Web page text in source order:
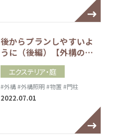
後からプランしやすいよ
うに（後編）【外構の…
エクステリア・庭
#外構#外構照明 #物置 #門柱
2022.07.01